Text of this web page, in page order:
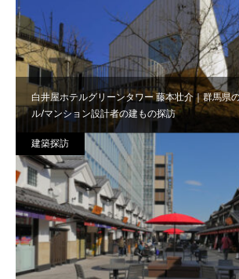
白井屋ホテルグリーンタワー 藤本壮介｜群馬県
ル/マンション設計者の建もの探訪
建築探訪